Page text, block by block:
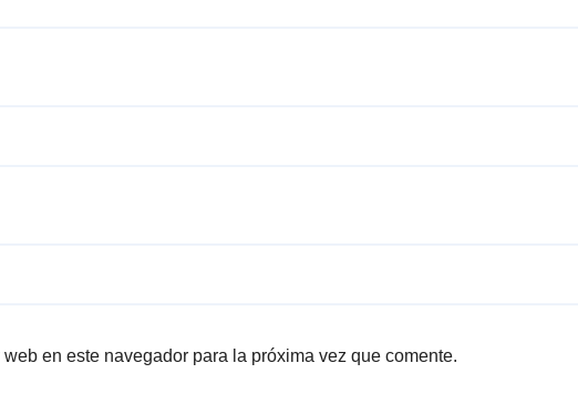
en este navegador para la próxima vez que comente.